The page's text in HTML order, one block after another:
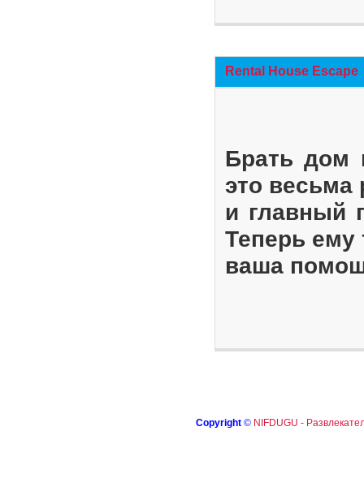
Rental House Escape
Брать дом
это весьма
и главный
Теперь ему
ваша
Copyright © NIFDUGU -